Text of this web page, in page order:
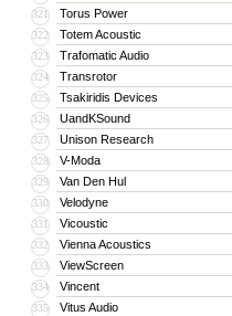
321 Torus Power
322 Totem Acoustic
323 Trafomatic Audio
324 Transrotor
325 Tsakiridis Devices
326 UandKSound
327 Unison Research
328 V-Moda
329 Van Den Hul
330 Velodyne
331 Vicoustic
332 Vienna Acoustics
333 ViewScreen
334 Vincent
335 Vitus Audio